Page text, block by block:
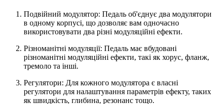
Подвійний модулятор: Педаль об'єднує два модулятори
в одному корпусі, що дозволяє вам одночасно
використовувати два різні модуляційні ефекти.
Різноманітні модуляції: Педаль має вбудовані
різноманітні модуляційні ефекти, такі як хорус, фланж,
тремоло та інші.
Регулятори: Для кожного модулятора є власні
регулятори для налаштування параметрів ефекту, таких
як швидкість, глибина, резонанс тощо.